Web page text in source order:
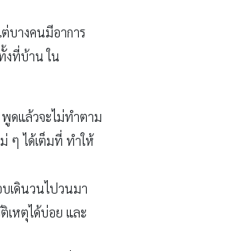
บางคนมีอาการ
งที่บ้าน ใน
พูดแล้วจะไม่ทำตาม
ๆ ได้เต็มที่ ทำให้
เดินวนไปวนมา
เหตุได้บ่อย และ